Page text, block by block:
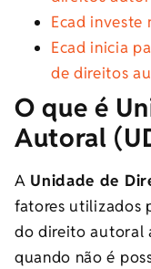
Ecad
Ecad inicia
de direitos
O que é
Autoral
A Unidade de
fatores utilizados
do direito autoral
quando não é